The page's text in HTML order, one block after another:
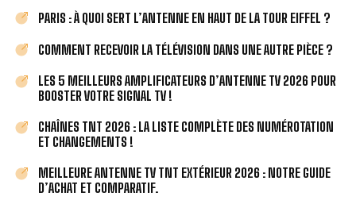
PARIS : À QUOI SERT L’ANTENNE EN HAUT DE LA TOUR EIFFEL ?
COMMENT RECEVOIR LA TÉLÉVISION DANS UNE AUTRE PIÈCE ?
LES 5 MEILLEURS AMPLIFICATEURS D’ANTENNE TV 2026 POUR
BOOSTER VOTRE SIGNAL TV !
CHAÎNES TNT 2026 : LA LISTE COMPLÈTE DES NUMÉROTATION
ET CHANGEMENTS !
MEILLEURE ANTENNE TV TNT EXTÉRIEUR 2026 : NOTRE GUIDE
D’ACHAT ET COMPARATIF.